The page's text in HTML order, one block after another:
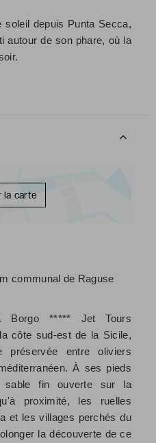
soleil depuis Punta Secca,
autour de son phare, où la
la carte
communal de Raguse
Borgo ***** Jet Tours
côte sud-est de la Sicile,
entre oliviers
À ses pieds
sable fin ouverte sur la
proximité, les ruelles
et les villages perchés du
la découverte de ce